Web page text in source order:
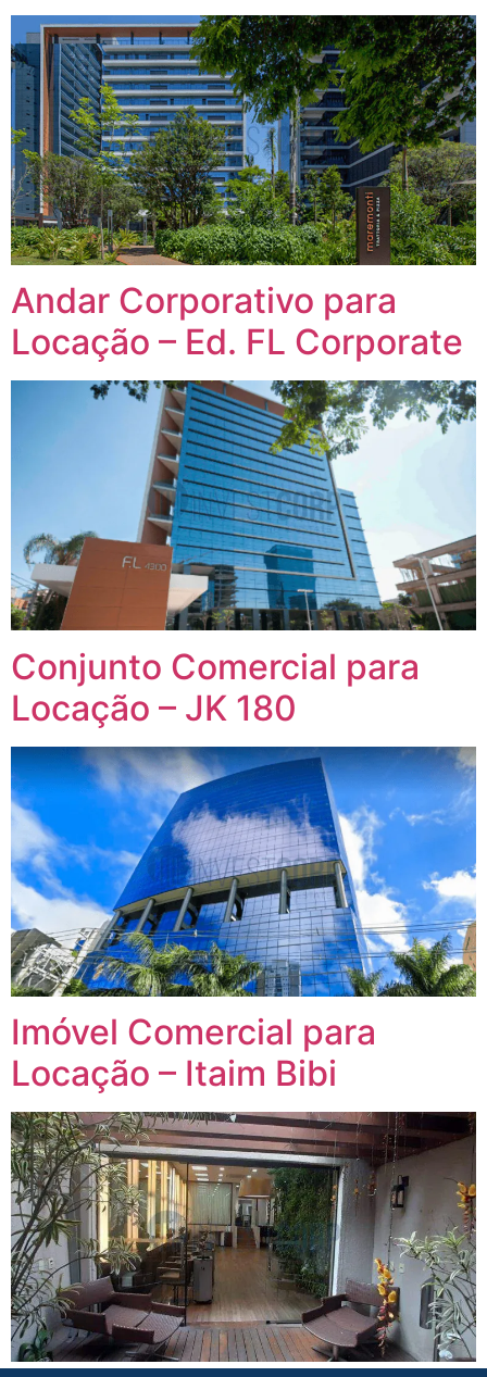
Andar Corporativo para
Locação – Ed. FL Corporate
Conjunto Comercial para
Locação – JK 180
Imóvel Comercial para
Locação – Itaim Bibi